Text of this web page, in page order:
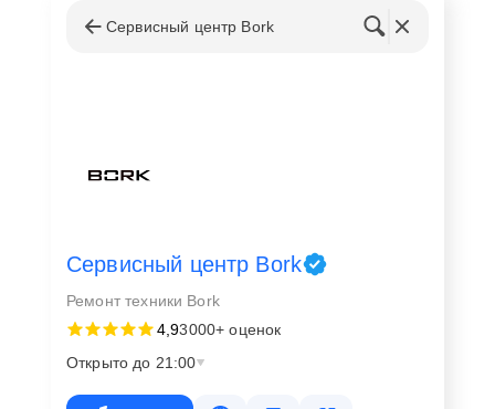
Сервисный центр Bork
Сервисный центр Bork
Ремонт техники Bork
4,93000+ оценок
Открыто до 21:00